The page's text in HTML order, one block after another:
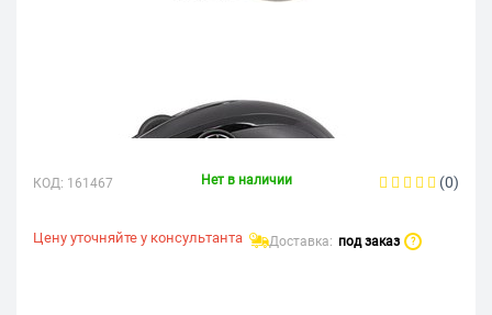
КОД: 161467 Нет в наличии (0)
Цену уточняйте у консультанта Доставка: под заказ ?